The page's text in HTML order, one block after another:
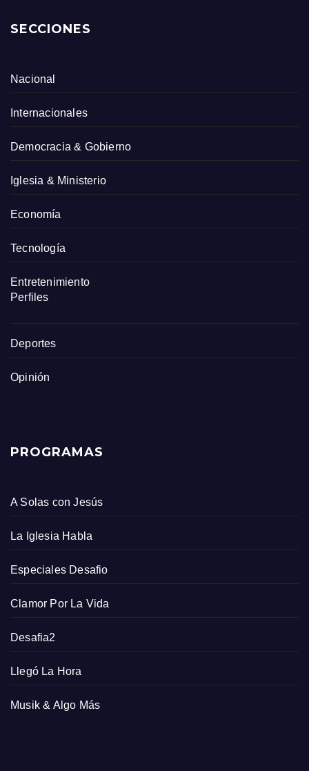
SECCIONES
Nacional
Internacionales
Democracia & Gobierno
Iglesia & Ministerio
Economía
Tecnología
Entretenimiento
Perfiles
Deportes
Opinión
PROGRAMAS
A Solas con Jesús
La Iglesia Habla
Especiales Desafio
Clamor Por La Vida
Desafia2
Llegó La Hora
Musik & Algo Más